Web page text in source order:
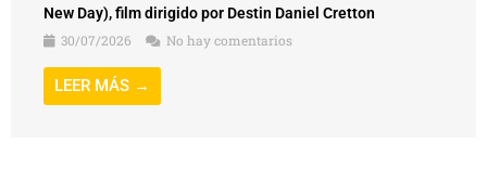
New Day), film dirigido por Destin Daniel Cretton
30/07/2026
No hay comentarios
LEER MÁS →